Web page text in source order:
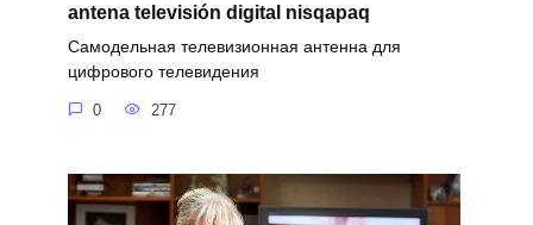
antena televisión digital nisqapaq
Самодельная телевизионная антенна для
цифрового телевидения
0 277